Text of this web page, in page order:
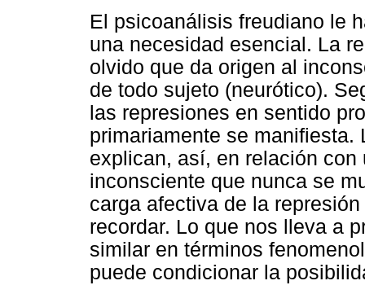
El psicoanálisis freudiano le
una necesidad esencial. La
olvido que da origen al
de todo sujeto (neurótico).
las represiones en sentido
primariamente se
explican, así, en relación
inconsciente que nunca se
carga afectiva de la
recordar. Lo que nos lleva a
similar en términos
puede condicionar la